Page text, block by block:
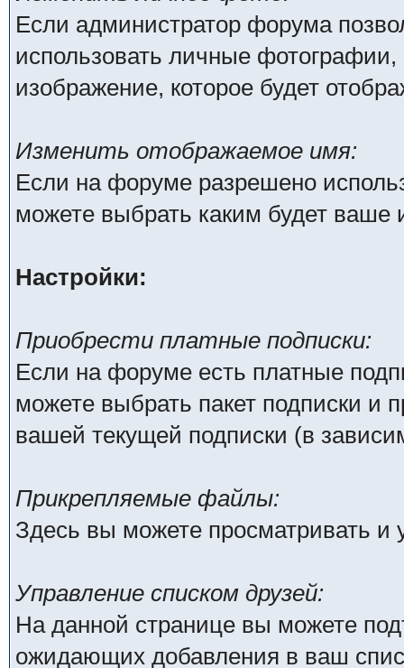
Если администратор форума
использовать личные
изображение, которое будет
Изменить отображаемое имя:
Если на форуме разрешено
можете выбрать каким будет
Настройки:
Приобрести платные подписки:
Если на форуме есть платные
можете выбрать пакет подписки и
вашей текущей подписки (в
Прикрепляемые файлы:
Здесь вы можете просматривать
Управление списком друзей:
На данной странице вы можете
ожидающих добавления в ваш